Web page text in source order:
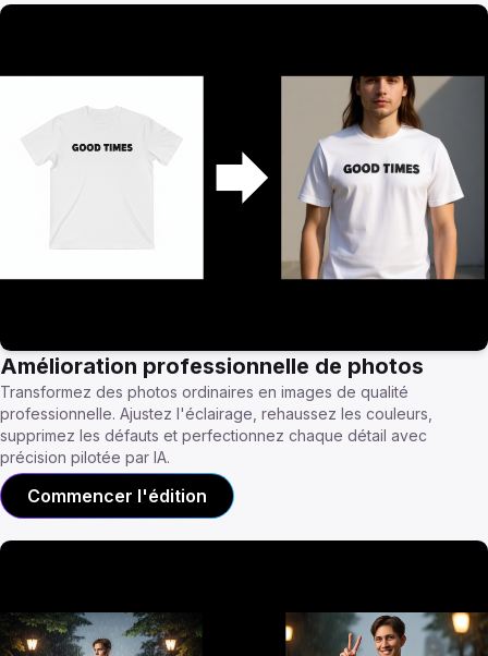
Amélioration professionnelle de photos
Transformez des photos ordinaires en images de qualité
professionnelle. Ajustez l'éclairage, rehaussez les couleurs,
supprimez les défauts et perfectionnez chaque détail avec
précision pilotée par IA.
Commencer l'édition